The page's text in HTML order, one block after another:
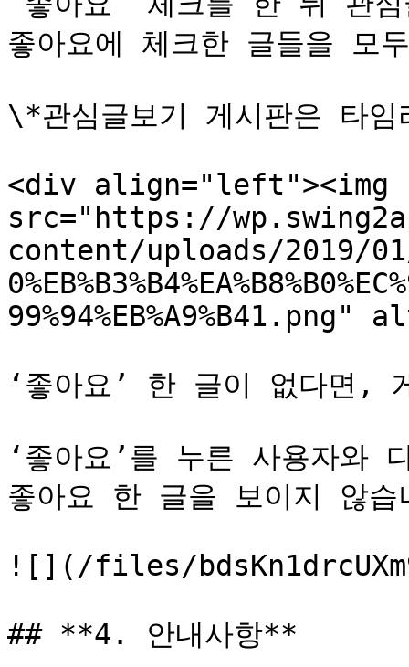
좋아요에 체크한 글들을 모
\*관심글보기 게시판은 타
<div align="left"><img
src="https://
content/uploads/2019/01/
‘좋아요’ 한 글이 없다면,
‘좋아요’를 누른 사용자와
좋아요 한 글을 보이지 않습
![](/files/
## **4. 안내사항**